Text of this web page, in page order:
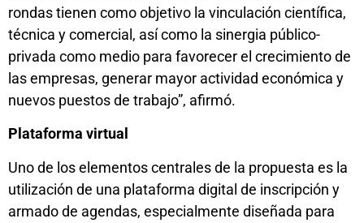
rondas tienen como objetivo la vinculación científica,
técnica y comercial, así como la sinergia público-
privada como medio para favorecer el crecimiento de
las empresas, generar mayor actividad económica y
nuevos puestos de trabajo”, afirmó.
Plataforma virtual
Uno de los elementos centrales de la propuesta es la
utilización de una plataforma digital de inscripción y
armado de agendas, especialmente diseñada para